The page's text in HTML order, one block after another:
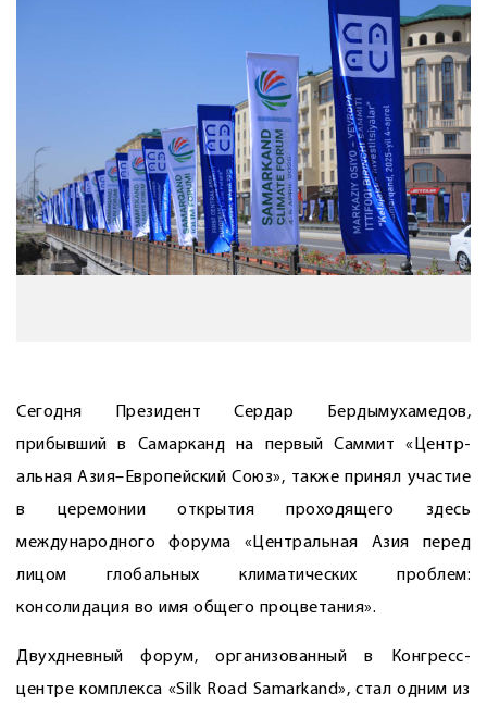
Сегодня Президент Сердар Бердымухамедов,
прибывший в Самарканд на первый Саммит ­«Центр­
альная Азия–Европейский Союз», также принял участие
в церемонии открытия проходящего здесь
международного форума «Центральная Азия перед
лицом глобальных климатических проблем:
консолидация во имя общего процветания».
Двухдневный форум, организованный в Конгресс-
центре комп­лекса «Silk Road Samarkand», стал одним из